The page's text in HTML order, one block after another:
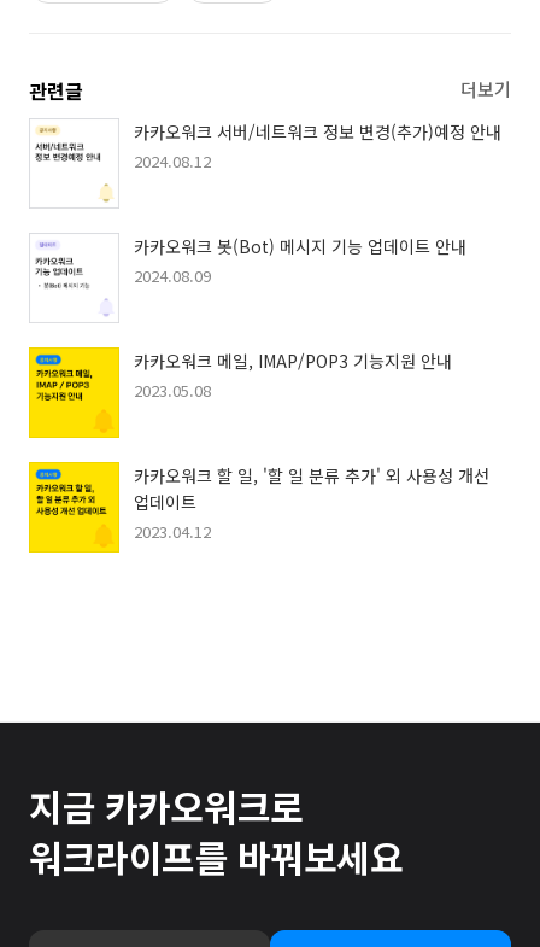
관련글 더보기
카카오워크 서버/네트워크 정보 변경(추가)예정 안내
2024.08.12
카카오워크 봇(Bot) 메시지 기능 업데이트 안내
2024.08.09
카카오워크 메일, IMAP/POP3 기능지원 안내
2023.05.08
카카오워크 할 일, '할 일 분류 추가' 외 사용성 개선
업데이트
2023.04.12
지금 카카오워크로
워크라이프를 바꿔보세요